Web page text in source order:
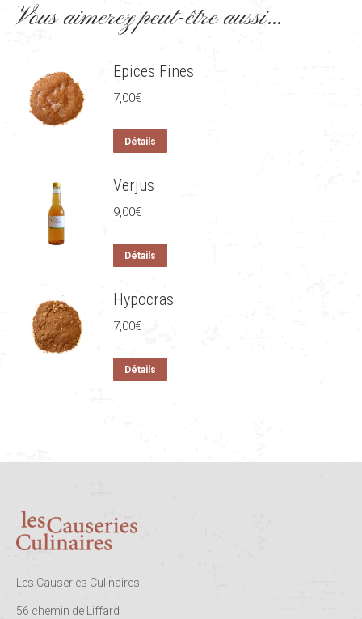
Vous aimerez peut-être aussi…
Epices Fines
7,00€
Détails
Verjus
9,00€
Détails
Hypocras
7,00€
Détails
Les Causeries Culinaires
56 chemin de Liffard